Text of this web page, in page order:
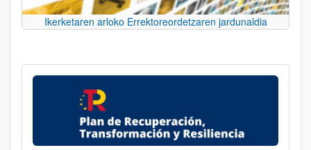
Ikerketaren arloko Errektoreordetzaren jardunaldia